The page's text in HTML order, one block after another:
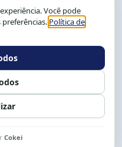
055
Brasil.
9 9239-2104 ou 2105
e 13 às 17h.
Fale conosco